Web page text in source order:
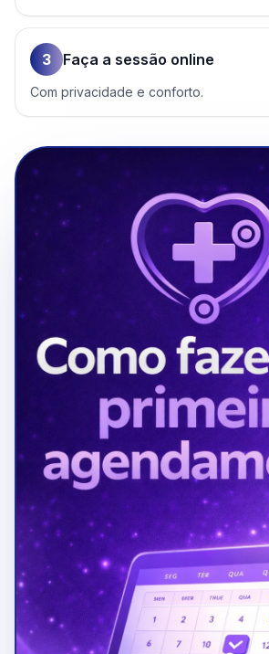
3 Faça a sessão online
Com privacidade e conforto.